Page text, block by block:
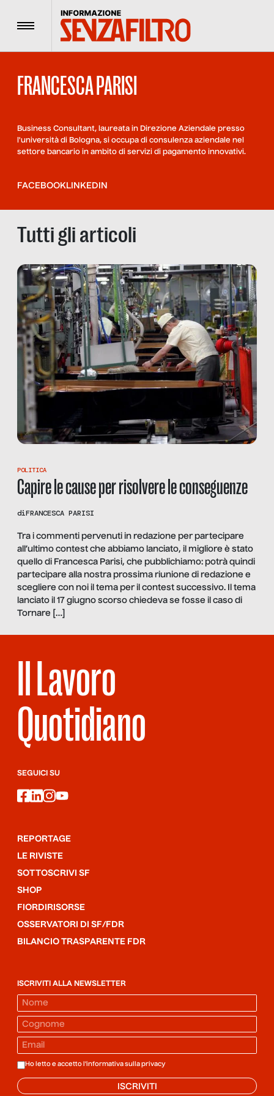
Menu
FRANCESCA PARISI
Business Consultant, laureata in Direzione Aziendale presso
l'università di Bologna, si occupa di consulenza aziendale nel
settore bancario in ambito di servizi di pagamento innovativi.
FACEBOOKLINKEDIN
Tutti gli articoli
POLITICA
Capire le cause per risolvere le conseguenze
diFRANCESCA PARISI
Tra i commenti pervenuti in redazione per partecipare
all’ultimo contest che abbiamo lanciato, il migliore è stato
quello di Francesca Parisi, che pubblichiamo: potrà quindi
partecipare alla nostra prossima riunione di redazione e
scegliere con noi il tema per il contest successivo. Il tema
lanciato il 17 giugno scorso chiedeva se fosse il caso di
Tornare […]
Il Lavoro
Quotidiano
SEGUICI SU
facebook
linkedin
instagram
youtube
REPORTAGE
LE RIVISTE
SOTTOSCRIVI SF
SHOP
FIORDIRISORSE
OSSERVATORI DI SF/FDR
BILANCIO TRASPARENTE FDR
ISCRIVITI ALLA NEWSLETTER
Ho letto e accetto l'informativa sulla privacy
ISCRIVITI